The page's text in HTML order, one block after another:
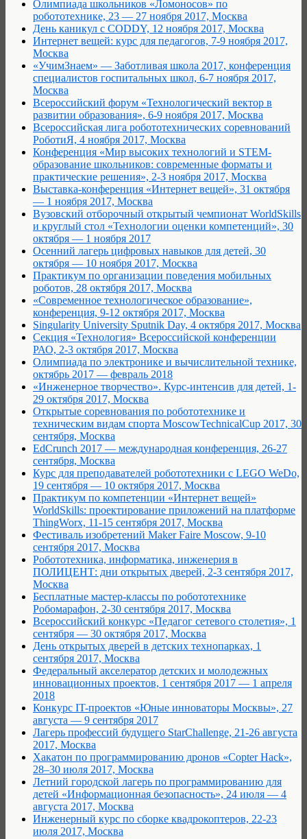
Олимпиада школьников «Ломоносов» по
робототехнике, 23 — 27 ноября 2017, Москва
День каникул с CODDY, 12 ноября 2017, Москва
Интернет вещей: курс для педагогов, 7-9 ноября 2017,
Москва
«УчимЗнаем» — Заботливая школа 2017, конференция
специалистов госпитальных школ, 6-7 ноября 2017,
Москва
Всероссийский форум «Технологический вектор в
развитии образования», 6-9 ноября 2017, Москва
Всероссийская лига робототехнических соревнований
РоботиЯ, 4 ноября 2017, Москва
Конференция «Мир высоких технологий и STEM-
образование школьников: современные форматы и
практические решения», 2-3 ноября 2017, Москва
Выставка-конференция «Интернет вещей», 31 октября
— 1 ноября 2017, Москва
Вузовский отборочный открытый чемпионат WorldSkills
и круглый стол «Технологии оценки компетенций», 30
октября — 1 ноября 2017
Осенний лагерь цифровых навыков для детей, 30
октября — 10 ноября 2017, Москва
Практикум по организации поведения мобильных
роботов, 28 октября 2017, Москва
«Современное технологическое образование»,
конференция, 9-12 октября 2017, Москва
Singularity University Sputnik Day, 4 октября 2017, Москва
Cекция «Технология» Всероссийской конференции
РАО, 2-3 октября 2017, Москва
Олимпиада по электронике и вычислительной технике,
октябрь 2017 — февраль 2018
«Инженерное творчество». Курс-интенсив для детей, 1-
29 октября 2017, Москва
Открытые соревнования по робототехнике и
техническим видам спорта MoscowTechnicalCup 2017, 30
сентября, Москва
EdCrunch 2017 — международная конференция, 26-27
сентября, Москва
Курс для преподавателей робототехники с LEGO WeDo,
19 сентября — 10 октября 2017, Москва
Практикум по компетенции «Интернет вещей»
WorldSkills: проектирование приложений на платформе
ThingWorx, 11-15 сентября 2017, Москва
Фестиваль изобретений Maker Faire Moscow, 9-10
сентября 2017, Москва
Робототехника, информатика, инженерия в
ПОЛИЦЕНТ: дни открытых дверей, 2-3 сентября 2017,
Москва
Бесплатные мастер-классы по робототехнике
Робомарафон, 2-30 сентября 2017, Москва
Всероссийский конкурс «Педагог сетевого столетия», 1
сентября — 30 октября 2017, Москва
День открытых дверей в детских технопарках, 1
сентября 2017, Москва
Федеральный акселератор детских и молодежных
инновационных проектов, 1 сентября 2017 — 1 апреля
2018
Конкурс IT-проектов «Юные инноваторы Москвы», 27
августа — 9 сентября 2017
Лагерь профессий будущего StarChallenge, 21-26 августа
2017, Москва
Хакатон по программированию дронов «Copter Hack»,
28–30 июля 2017, Москва
Летний городской лагерь по программированию для
детей «Информационная безопасность», 24 июля — 4
августа 2017, Москва
Инженерный курс по сборке квадрокоптеров, 22-23
июля 2017, Москва